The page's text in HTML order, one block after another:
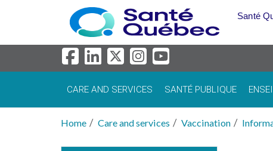
Skip to main content
Santé
CARE AND SERVICES SANTÉ PUBLIQUE
Home Care and services Vaccination